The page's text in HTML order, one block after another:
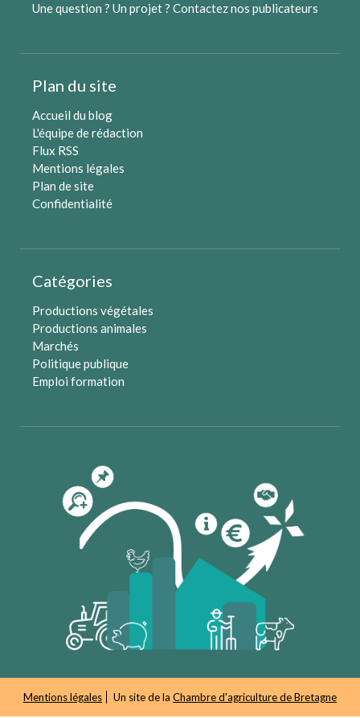
Une question ? Un projet ? Contactez nos publicateurs
Plan du site
Accueil du blog
L'équipe de rédaction
Flux RSS
Mentions légales
Plan de site
Confidentialité
Catégories
Productions végétales
Productions animales
Marchés
Politique publique
Emploi formation
Mentions légales Un site de la Chambre d'agriculture de Bretagne